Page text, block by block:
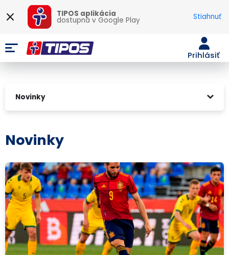
TIPOS aplikácia
dostupná vGoogle Play Stiahnuť
Prihlásiť
Novinky
Novinky